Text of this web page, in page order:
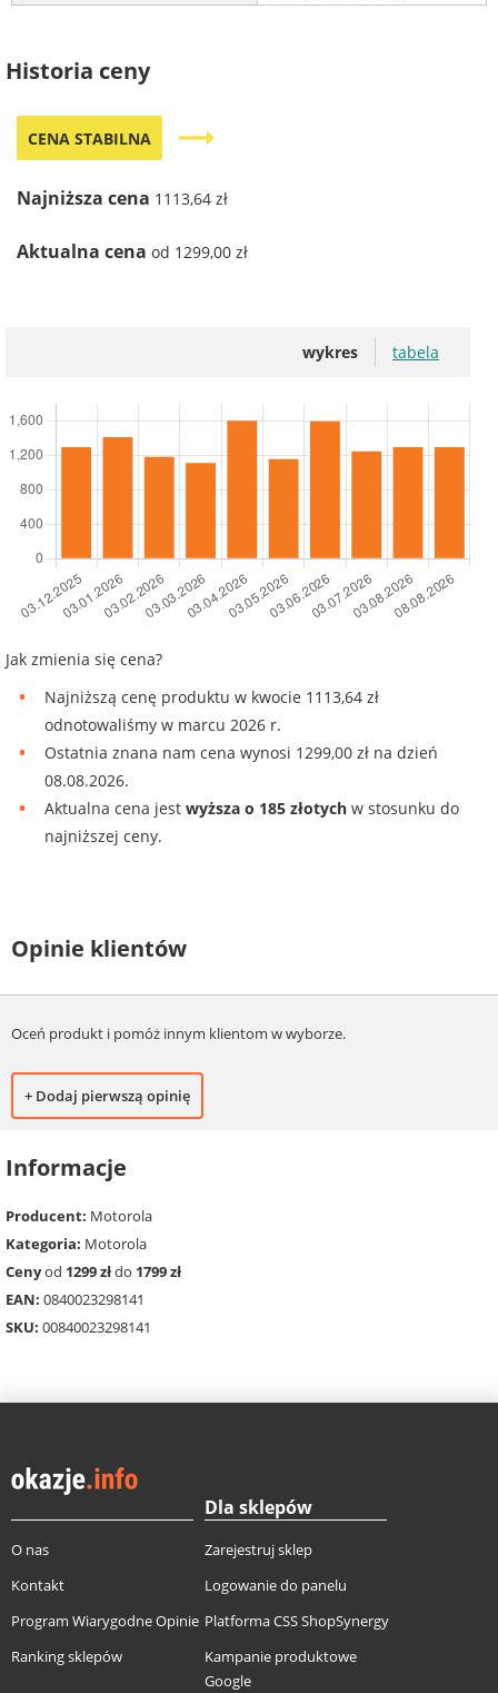
Historia ceny
CENA STABILNA trending_flat
Najniższa cena 1113,64 zł
Aktualna cena od 1299,00 zł
wykres tabela
Jak zmienia się cena?
Najniższą cenę produktu w kwocie 1113,64 zł
odnotowaliśmy w marcu 2026 r.
Ostatnia znana nam cena wynosi 1299,00 zł na dzień
08.08.2026.
Aktualna cena jest wyższa o 185 złotych w stosunku do
najniższej ceny.
Opinie klientów
Oceń produkt i pomóż innym klientom w wyborze.
+ Dodaj pierwszą opinię
Informacje
Producent: Motorola
Kategoria: Motorola
Cenyod 1299 złdo 1799 zł
EAN: 0840023298141
SKU: 00840023298141
O nas
Kontakt
Program Wiarygodne Opinie
Ranking sklepów
Dla sklepów
Zarejestruj sklep
Logowanie do panelu
Platforma CSS ShopSynergy
Kampanie produktowe
Google